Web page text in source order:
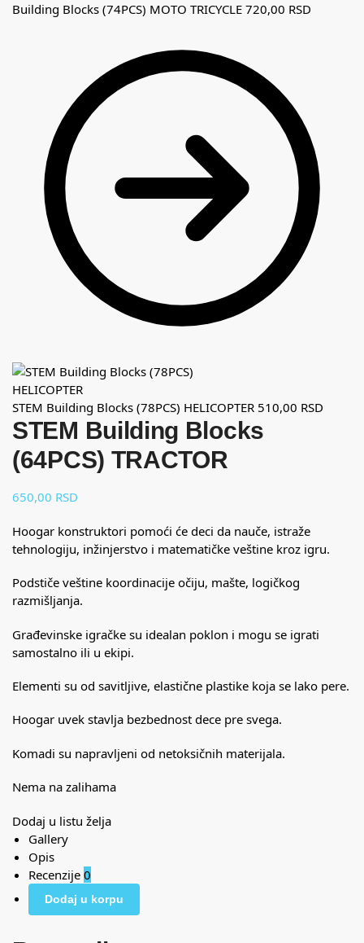
Building Blocks (74PCS) MOTO TRICYCLE 720,00 RSD
STEM Building Blocks (78PCS) HELICOPTER 510,00 RSD
STEM Building Blocks
(64PCS) TRACTOR
650,00 RSD
Hoogar konstruktori pomoći će deci da nauče, istraže
tehnologiju, inžinjerstvo i matematičke veštine kroz igru.
Podstiče veštine koordinacije očiju, mašte, logičkog
razmišljanja.
Građevinske igračke su idealan poklon i mogu se igrati
samostalno ili u ekipi.
Elementi su od savitljive, elastične plastike koja se lako pere.
Hoogar uvek stavlja bezbednost dece pre svega.
Komadi su napravljeni od netoksičnih materijala.
Nema na zalihama
Dodaj u listu želja
Gallery
Opis
Recenzije 0
Dodaj u korpu